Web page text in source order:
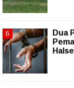
Dua
Halsel